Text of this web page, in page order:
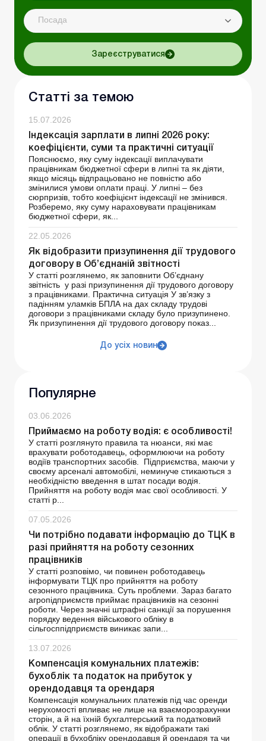
Посада
Зареєструватися
Статті за темою
15.07.2026
Індексація зарплати в липні 2026 року:
коефіцієнти, суми та практичні ситуації
Пояснюємо, яку суму індексації виплачувати
працівникам бюджетної сфери в липні та як діяти,
якщо місяць відпрацьовано не повністю або
змінилися умови оплати праці. У липні – без
сюрпризів, тобто коефіцієнт індексації не змінився.
Розберемо, яку суму нараховувати працівникам
бюджетної сфери, як...
22.05.2026
Як відобразити призупинення дії трудового
договору в Об’єднаній звітності
У статті розглянемо, як заповнити Об’єднану
звітність у разі призупинення дії трудового договору
з працівниками. Практична ситуація У зв’язку з
падінням уламків БПЛА на дах складу трудові
договори з працівниками складу було призупинено.
Як призупинення дії трудового договору показ...
До усіх новин
Популярне
03.06.2026
Приймаємо на роботу водія: є особливості!
У статті розглянуто правила та нюанси, які має
врахувати роботодавець, оформлюючи на роботу
водіїв транспортних засобів. Підприємства, маючи у
своєму арсеналі автомобілі, неминуче стикаються з
необхідністю введення в штат посади водія.
Прийняття на роботу водія має свої особливості. У
статті р...
07.05.2026
Чи потрібно подавати інформацію до ТЦК в
разі прийняття на роботу сезонних
працівників
У статті розповімо, чи повинен роботодавець
інформувати ТЦК про прийняття на роботу
сезонного працівника. Суть проблеми. Зараз багато
агропідприємств приймає працівників на сезонні
роботи. Через значні штрафні санкції за порушення
порядку ведення військового обліку в
сільгосппідприємств виникає запи...
13.07.2026
Компенсація комунальних платежів:
бухоблік та податок на прибуток у
орендодавця та орендаря
Компенсація комунальних платежів під час оренди
нерухомості впливає не лише на взаєморозрахунки
сторін, а й на їхній бухгалтерський та податковий
облік. У статті розглянемо, як відображати такі
операції в бухобліку орендодавця й орендаря та чи